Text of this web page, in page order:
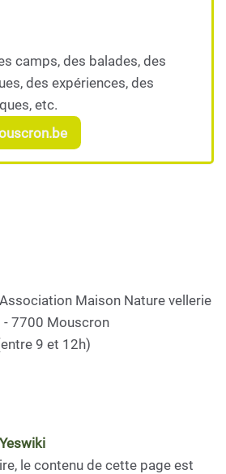
camps, des balades, des
des expériences, des
etc.
Maison Nature vellerie
- 7700 Mouscron
9 et 12h)
Yeswiki
le contenu de cette page est